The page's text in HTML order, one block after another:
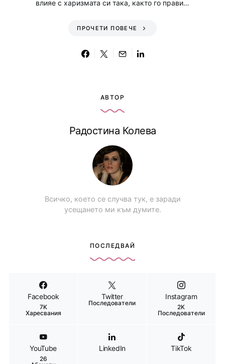
влияе с харизмата си така, както го прави…
ПРОЧЕТИ ПОВЕЧЕ
АВТОР
Радостина Колева
Всичко, което се случва тук, е заради
усещането ми към думите.
ПОСЛЕДВАЙ
Facebook
7K
Харесвания
Twitter
Последователи
Instagram
2K
Последователи
YouTube
26
LinkedIn TikTok